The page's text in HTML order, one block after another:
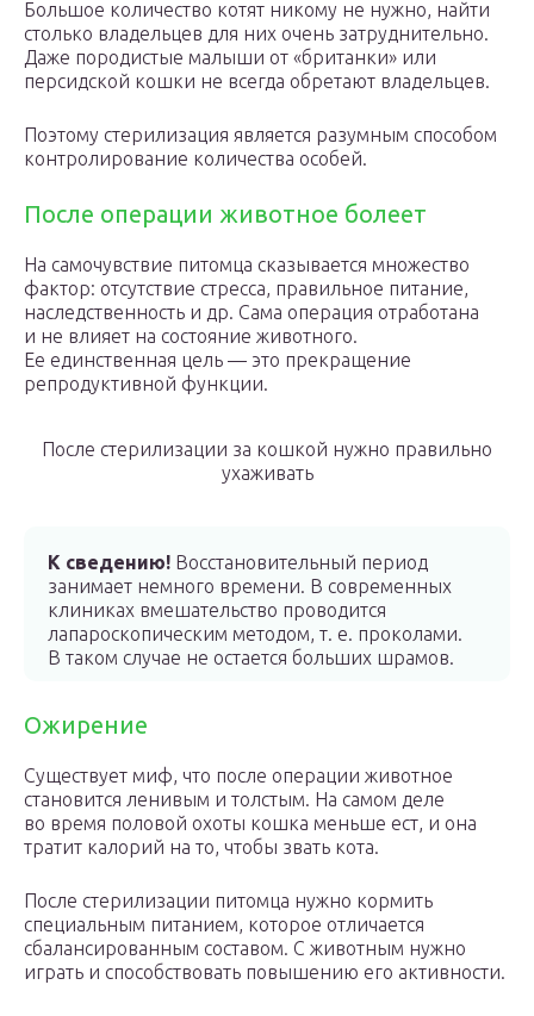
Большое количество котят никому не нужно, найти
столько владельцев для них очень затруднительно.
Даже породистые малыши от «британки» или
персидской кошки не всегда обретают владельцев.
Поэтому стерилизация является разумным способом
контролирование количества особей.
После операции животное болеет
На самочувствие питомца сказывается множество
фактор: отсутствие стресса, правильное питание,
наследственность и др. Сама операция отработана
и не влияет на состояние животного.
Ее единственная цель — это прекращение
репродуктивной функции.
После стерилизации за кошкой нужно правильно
ухаживать
К сведению! Восстановительный период
занимает немного времени. В современных
клиниках вмешательство проводится
лапароскопическим методом, т. е. проколами.
В таком случае не остается больших шрамов.
Ожирение
Существует миф, что после операции животное
становится ленивым и толстым. На самом деле
во время половой охоты кошка меньше ест, и она
тратит калорий на то, чтобы звать кота.
После стерилизации питомца нужно кормить
специальным питанием, которое отличается
сбалансированным составом. С животным нужно
играть и способствовать повышению его активности.